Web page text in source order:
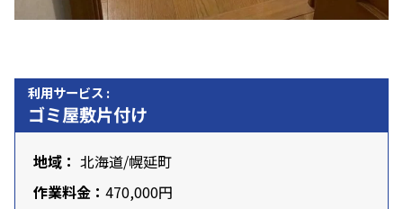
利用サービス :
ゴミ屋敷片付け
地域： 北海道/幌延町
作業料金： 470,000円